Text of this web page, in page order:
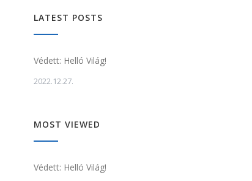
LATEST POSTS
Védett: Helló Világ!
2022.12.27.
MOST VIEWED
Védett: Helló Világ!